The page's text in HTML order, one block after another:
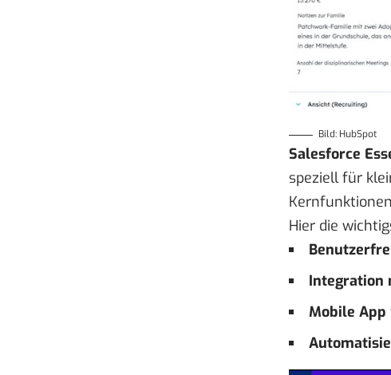
Bild: HubSpot
Salesforce
speziell für
Hier die
Integration
Mobile App